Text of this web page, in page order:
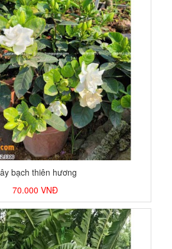
bạch thiên hương
70.000 VNĐ